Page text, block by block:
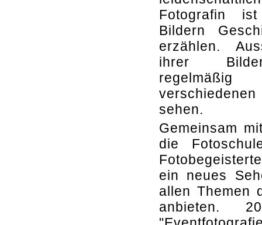
Fotografin
Bildern
erzählen.
ihrer
sehen.
Gemeinsam
die
ein neues
allen Themen
anbieten.